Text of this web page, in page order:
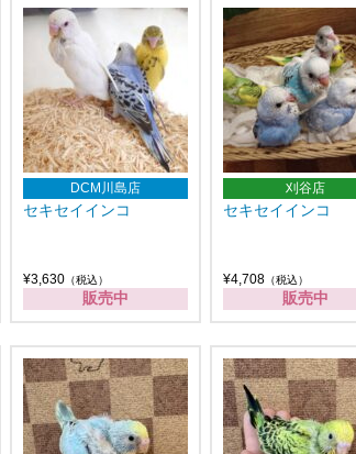
DCM川島店
セキセイインコ
¥3,630 （税込）
販売中
刈谷店
セキセイインコ
¥4,708 （税込）
販売中